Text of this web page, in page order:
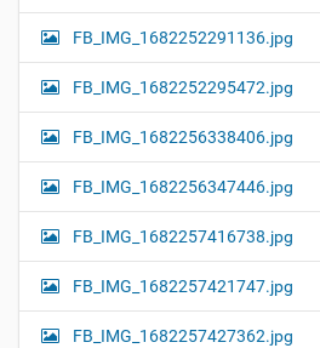
FB_IMG_1682252291136.jpg
FB_IMG_1682252295472.jpg
FB_IMG_1682256338406.jpg
FB_IMG_1682256347446.jpg
FB_IMG_1682257416738.jpg
FB_IMG_1682257421747.jpg
FB_IMG_1682257427362.jpg